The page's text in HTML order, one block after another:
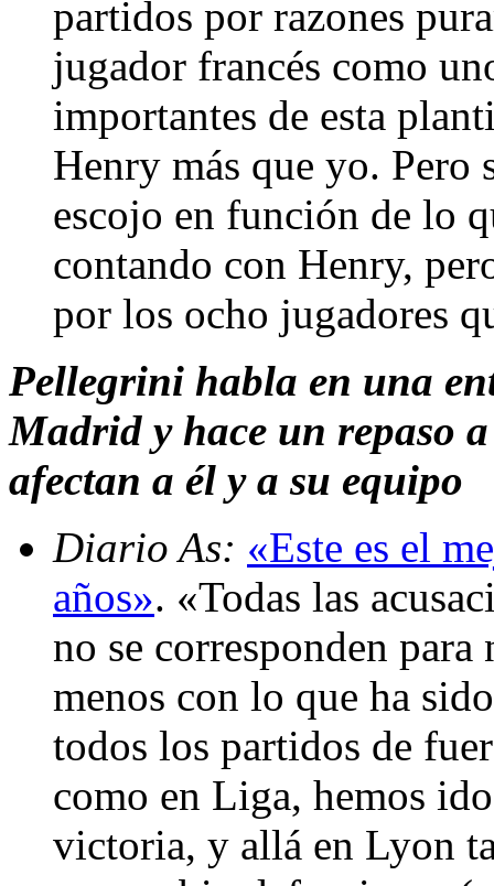
partidos por razones
jugador francés como
importantes de esta
Henry más que yo. Pero
escojo en función de lo
contando con Henry,
por los ocho jugadores
Pellegrini habla en una
Madrid y hace un repaso
afectan a él y a su equipo
Diario As: «Este es el
años». «Todas las
no se corresponden
menos con lo que ha
todos los partidos de
como en Liga, hemos
victoria, y allá en Lyon